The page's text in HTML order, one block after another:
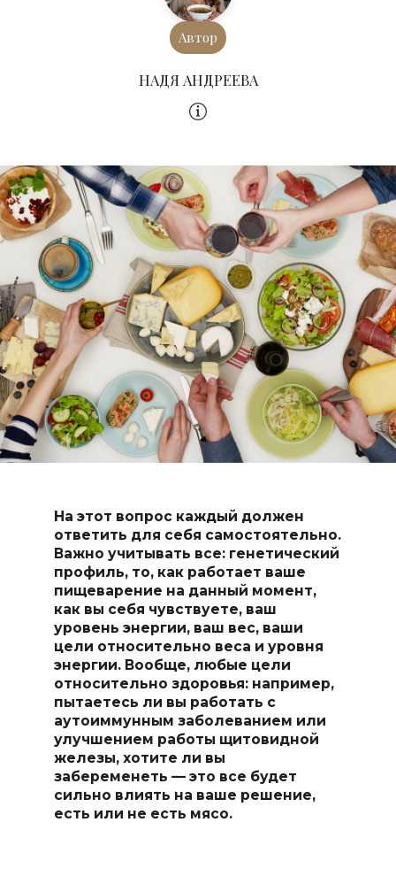
Автор
НАДЯ АНДРЕЕВА
На этот вопрос каждый должен
ответить для себя самостоятельно.
Важно учитывать все: генетический
профиль, то, как работает ваше
пищеварение на данный момент,
как вы себя чувствуете, ваш
уровень энергии, ваш вес, ваши
цели относительно веса и уровня
энергии. Вообще, любые цели
относительно здоровья: например,
пытаетесь ли вы работать с
аутоиммунным заболеванием или
улучшением работы щитовидной
железы, хотите ли вы
забеременеть — это все будет
сильно влиять на ваше решение,
есть или не есть мясо.